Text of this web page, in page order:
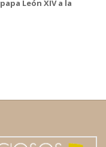
León XIV a la